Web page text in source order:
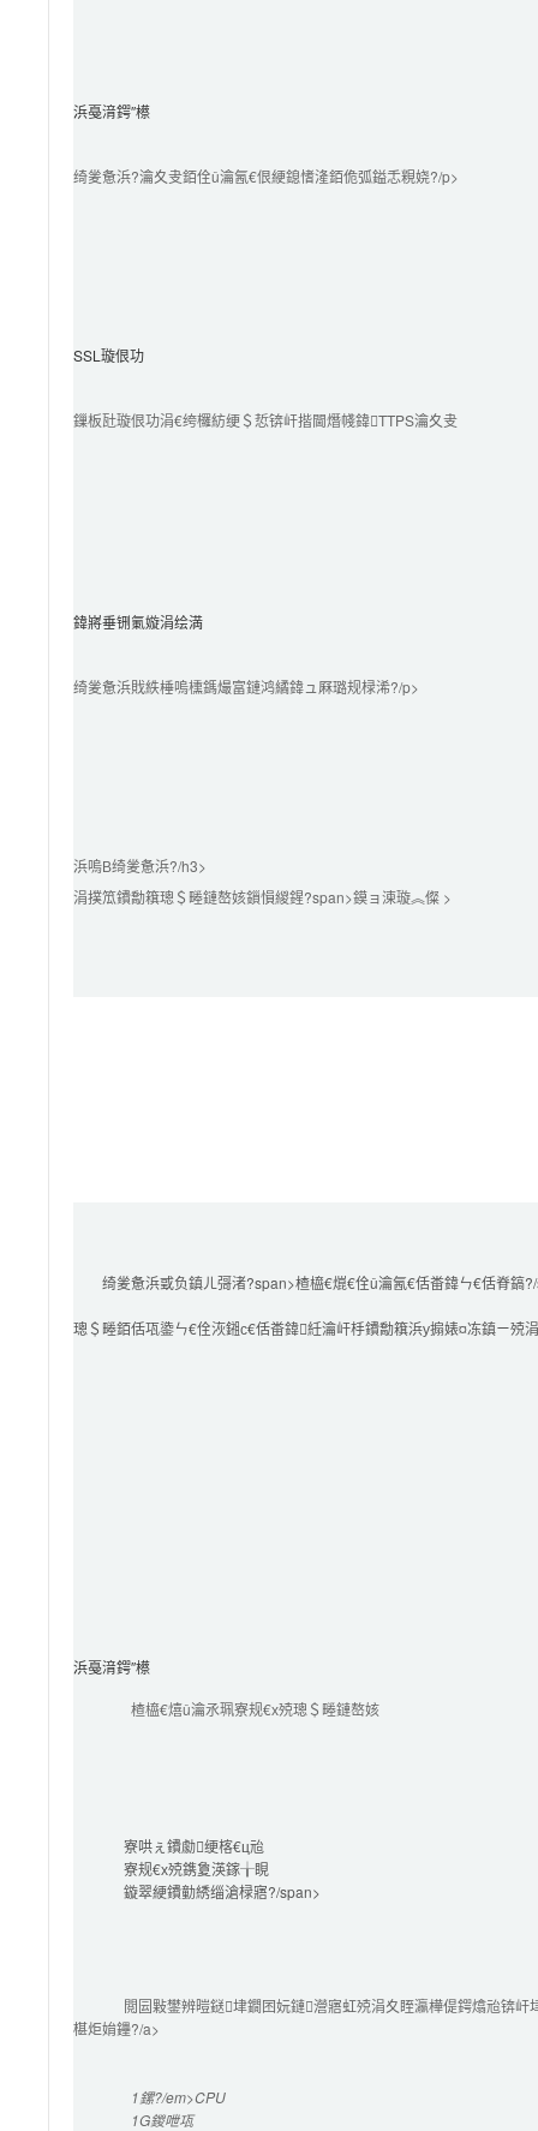
浜戞湇鍔″櫒
绮夎惫浜?瀹夊叏銆佺ǔ瀹氥€佷綆鎴愭湰銆佹弧鎰忎粯娆?/p>
SSL璇佷功
鏁板瓧璇佷功涓€绔欏紡绠＄悊锛屽揩閫熸帴鍏TTPS瀹夊叏
鍏嶈垂铏氭嫙涓绘満
绮夎惫浜戝紩棰嗚櫄鎷熶富鏈鸿繘鍏ュ厤璐规椂浠?/p>
浜嗚В绮夎惫浜?/h3>
涓撲笟鐨勪簯璁＄畻鏈嶅姟鎻愪緵鍟?span>鏌ョ湅璇︽儏 >
璁＄畻銆佸瓨鍌ㄣ€佺洃鎺с€佸畨鍏紝瀹屽杽鐨勪簯浜у搧婊¤冻鎮ㄧ殑
浜戞湇鍔″櫒
楂橀€熺ǔ瀹氶珮寮规€х殑璁＄畻鏈嶅姟
寮哄ぇ鐨勮绠楁€ц兘
寮规€х殑鎸夐渶鎵╁睍
鏇翠綆鐨勭綉缁滄椂寤?/span>
閲囩敤鐢辨暟鎹垏鐗囨妧鏈瀯寤虹殑涓夊眰瀛樺偍鍔熻兘锛
椹炬姢鑸?/a>
1鏍?/em>CPU
1G鍐呭瓨